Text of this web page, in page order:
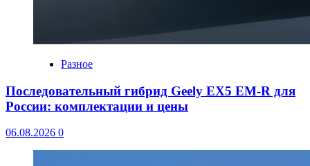
Разное
Последовательный гибрид Geely EX5 EM-R для
России: комплектации и цены
06.08.2026 0